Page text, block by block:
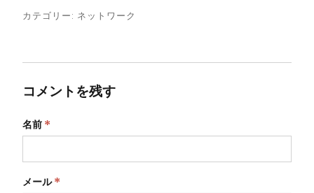
カテゴリー: ネットワーク
コメントを残す
名前 *
メール*